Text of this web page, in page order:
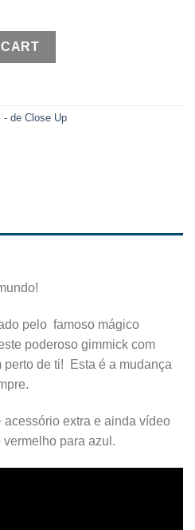
quantity
- de Close Up
pelo famoso mágico
poderoso gimmick com
perto de ti! Esta é a mudança
acessório extra e ainda vídeo
para azul.